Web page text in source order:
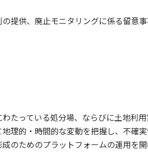
提供、廃止モニタリングに係る留意
たっている処分場、ならびに土地利
理的・時間的な変動を把握し、不確
のためのプラットフォームの運用を開